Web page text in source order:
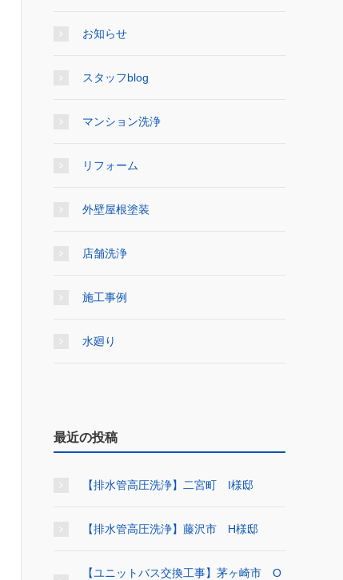
お知らせ
スタッフblog
マンション洗浄
リフォーム
外壁屋根塗装
店舗洗浄
施工事例
水廻り
最近の投稿
【排水管高圧洗浄】二宮町 I様邸
【排水管高圧洗浄】藤沢市 H様邸
【ユニットバス交換工事】茅ヶ崎市 O